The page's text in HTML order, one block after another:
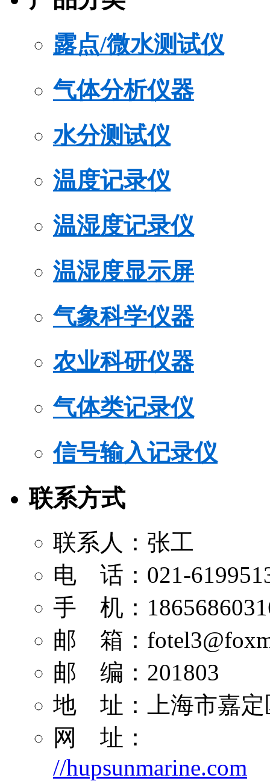
露点/微水测试仪
气体分析仪器
水分测试仪
温度记录仪
温湿度记录仪
温湿度显示屏
气象科学仪器
农业科研仪器
气体类记录仪
信号输入记录仪
联系方式
联系人：张工
电 话：021-
手 机：
邮 箱：
邮 编：201803
地 址：上海市嘉定
网 址：
//hupsunmarine.com